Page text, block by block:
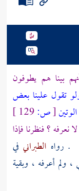
بينا هم يطوفون
تقول علينا بعض
[ص:
نعرفه ؟ فنظرنا فإذا
. رواه الطبراني في
، ولم أعرفه ، وبقية